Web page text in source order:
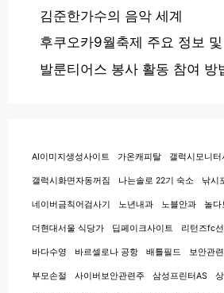
김준한가수의 음악 세계
후쿠오카9월축제 주요 정보
발룬티어스 봉사 활동 참여 방
AI이미지생성사이트 가온캐피탈 갤럭시모니터
갤럭시화면자동꺼짐 나는솔로 22기 숙소 낚시
네이버금칙어검사기 노년내과 노블안과 놀다
더현대서울 식당가 딥페이크사이트 리턴즈fc
바다수영 바르셀로나 공항 배틀필드 보안관
부모손절 사이버보안관련주 삼성프린터AS